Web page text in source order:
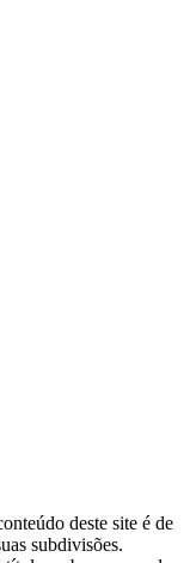
deste site é de
subdivisões.